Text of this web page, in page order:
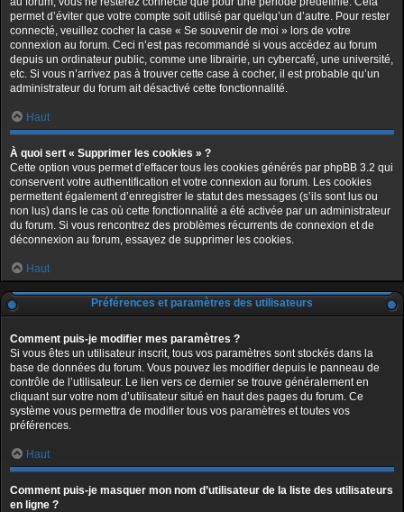
permet d’éviter que votre compte soit utilisé par quelqu’un d’autre. Pour rester
connecté, veuillez cocher la case « Se souvenir de moi » lors de votre
connexion au forum. Ceci n’est pas recommandé si vous accédez au forum
depuis un ordinateur public, comme une librairie, un cybercafé, une université,
etc. Si vous n’arrivez pas à trouver cette case à cocher, il est probable qu’un
administrateur du forum ait désactivé cette fonctionnalité.
Haut
À quoi sert « Supprimer les cookies » ?
Cette option vous permet d’effacer tous les cookies générés par phpBB 3.2 qui
conservent votre authentification et votre connexion au forum. Les cookies
permettent également d’enregistrer le statut des messages (s’ils sont lus ou
non lus) dans le cas où cette fonctionnalité a été activée par un administrateur
du forum. Si vous rencontrez des problèmes récurrents de connexion et de
déconnexion au forum, essayez de supprimer les cookies.
Haut
Préférences et paramètres des utilisateurs
Comment puis-je modifier mes paramètres ?
Si vous êtes un utilisateur inscrit, tous vos paramètres sont stockés dans la
base de données du forum. Vous pouvez les modifier depuis le panneau de
contrôle de l’utilisateur. Le lien vers ce dernier se trouve généralement en
cliquant sur votre nom d’utilisateur situé en haut des pages du forum. Ce
système vous permettra de modifier tous vos paramètres et toutes vos
préférences.
Haut
Comment puis-je masquer mon nom d’utilisateur de la liste des utilisateurs
en ligne ?